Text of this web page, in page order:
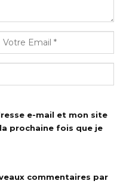
e-mail et mon site
prochaine fois que je
commentaires par